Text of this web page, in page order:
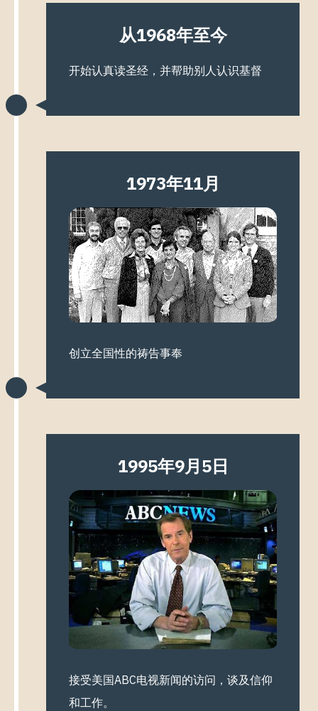
从1968年至今
开始认真读圣经，并帮助别人认识基督
1973年11月
创立全国性的祷告事奉
1995年9月5日
接受美国ABC电视新闻的访问，谈及信仰
和工作。